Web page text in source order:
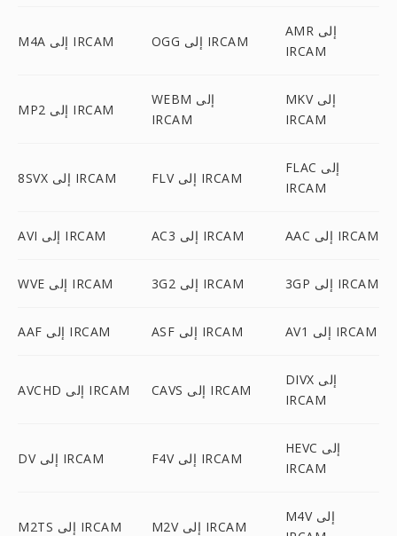
M4A إلى IRCAM OGG إلى IRCAM
AMR إلى
IRCAM
MP2 إلى IRCAM
WEBM إلى
IRCAM
MKV إلى
IRCAM
8SVX إلى IRCAM FLV إلى IRCAM
FLAC إلى
IRCAM
AVI إلى IRCAM AC3 إلى IRCAM AAC إلى IRCAM
WVE إلى IRCAM 3G2 إلى IRCAM 3GP إلى IRCAM
AAF إلى IRCAM ASF إلى IRCAM AV1 إلى IRCAM
AVCHD إلى IRCAM CAVS إلى IRCAM
DIVX إلى
IRCAM
DV إلى IRCAM F4V إلى IRCAM
HEVC إلى
IRCAM
M2TS إلى IRCAM M2V إلى IRCAM
M4V إلى